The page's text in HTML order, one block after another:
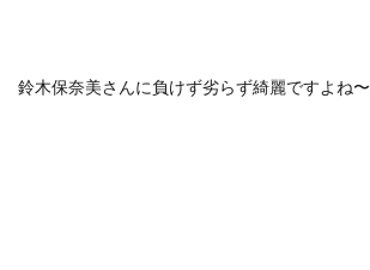
鈴木保奈美さんに負けず劣らず綺麗ですよね〜